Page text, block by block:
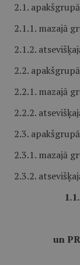
2.1.
2.1.1. mazajā
2.1.2.
2.2.
2.2.1. mazajā
2.2.2.
2.3.
2.3.1. mazajā
2.3.2.
un